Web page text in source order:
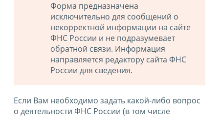
Форма предназначена
исключительно для сообщений о
некорректной информации на сайте
ФНС России и не подразумевает
обратной связи. Информация
направляется редактору сайта ФНС
России для сведения.
Если Вам необходимо задать какой-либо вопрос
о деятельности ФНС России (в том числе